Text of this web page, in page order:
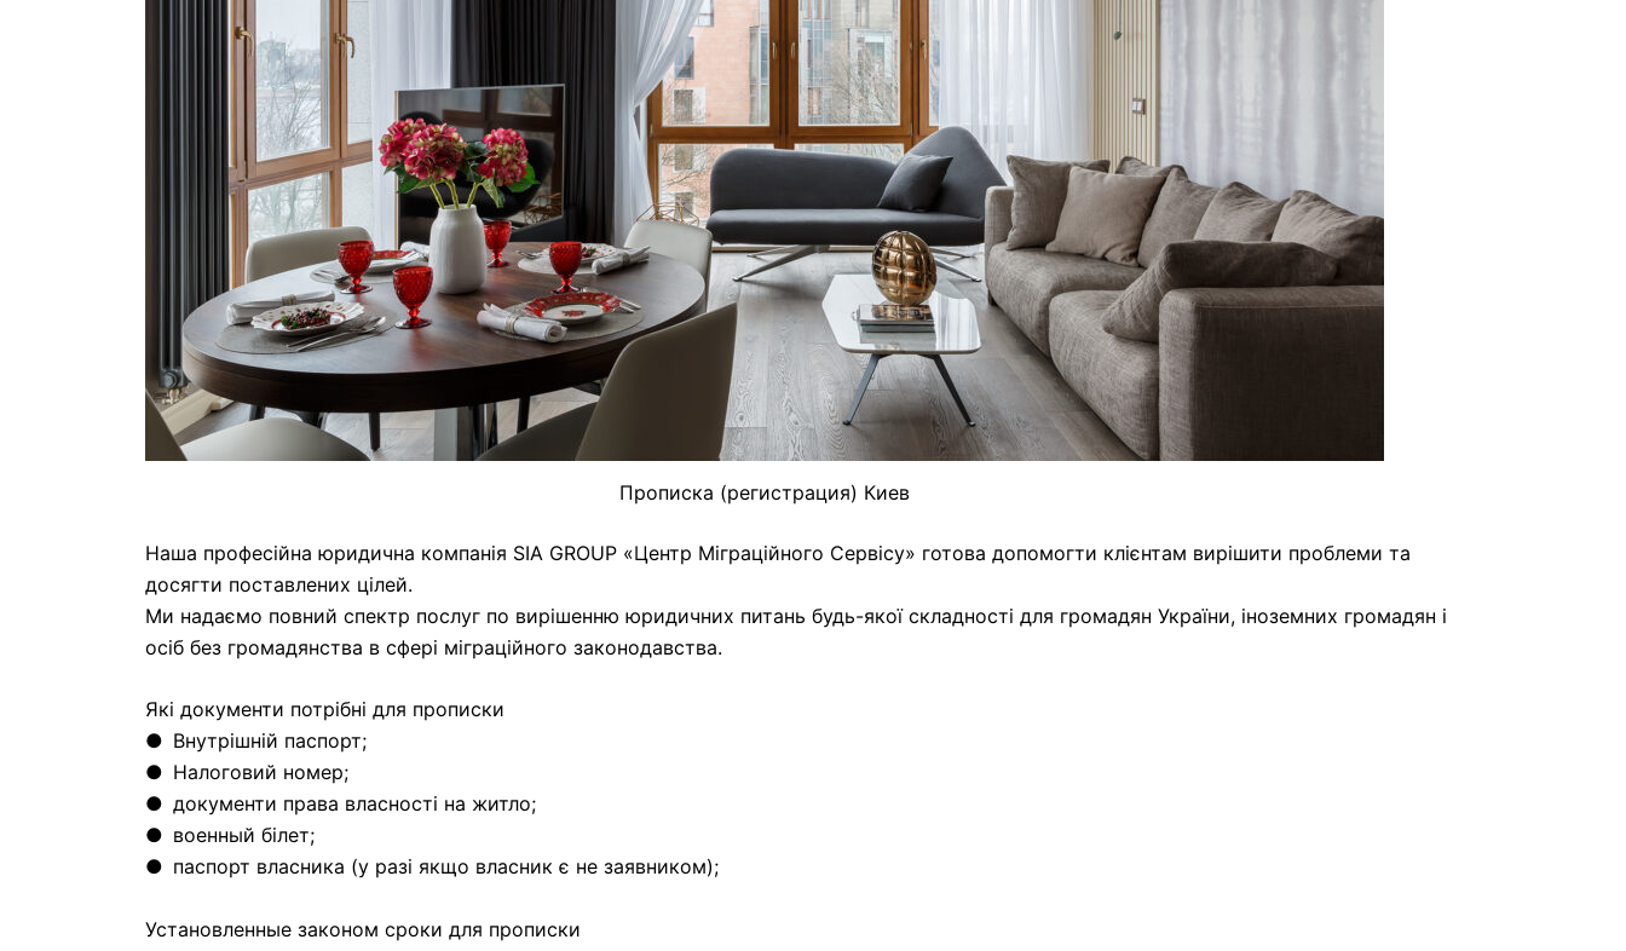
Прописка (регистрация) Киев
Наша професійна юридична компанія SIA GROUP «Центр Міграційного Сервісу» готова допомогти клієнтам вирішити проблеми та
досягти поставлених цілей.
Ми надаємо повний спектр послуг по вирішенню юридичних питань будь-якої складності для громадян України, іноземних громадян і
осіб без громадянства в сфері міграційного законодавства.
Які документи потрібні для прописки
● Внутрішній паспорт;
● Налоговий номер;
● документи права власності на житло;
● военный білет;
● паспорт власника (у разі якщо власник є не заявником);
Установленные законом сроки для прописки